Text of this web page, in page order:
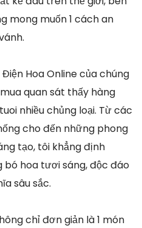
mong muốn 1 cách an
Hoa Online của chúng
quan sát thấy hàng
nhiều chủng loại. Từ các
cho đến những phong
tạo, tôi khẳng định
bó hoa tươi sáng, độc đáo
sâu sắc.
chỉ đơn giản là 1 món